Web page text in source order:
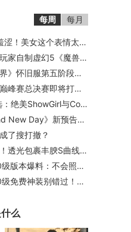
每周 每月
表情太好看，直接让人遐想连篇
幻5《魔兽世界》8月15日上线
《三角洲行动》开启全新宝藏月摸大红！
响！8月2日，群星汇聚，新王加冕！
与Coser大赏！（5）
预计明日发布，另有一张新剧照公开
了搜打撤？
臀比0.7！简杜Q弹蛮腰裹马油丝の致命诱惑》
照搬正式服，这次要玩点不一样的
别错过！新手必看重点攻略
么